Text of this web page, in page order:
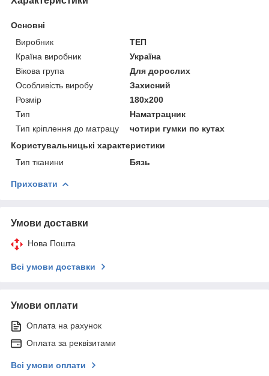
Основні
Виробник
ТЕП
Країна виробник
Україна
Вікова група
Для дорослих
Особливість виробу
Захисний
Розмір
180x200
Тип
Наматрацник
Тип кріплення до матрацу
чотири гумки по кутах
Користувальницькі характеристики
Тип тканини
Бязь
Приховати
Умови доставки
Нова Пошта
Всі умови доставки
Умови оплати
Оплата на рахунок
Оплата за реквізитами
Всі умови оплати